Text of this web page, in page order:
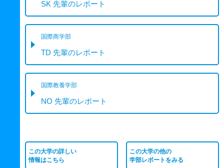
SK 先輩のレポート
国際商学部
TD 先輩のレポート
国際教養学部
NO 先輩のレポート
この大学の詳しい
情報はこちら
この大学の他の
学部レポートをみる